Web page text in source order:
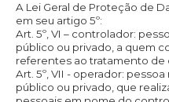
A Lei Geral de Proteção de
em seu artigo 5º:
Art. 5º, VI – controlador:
público ou privado, a quem
referentes ao tratamento de
Art. 5º, VII - operador:
público ou privado, que